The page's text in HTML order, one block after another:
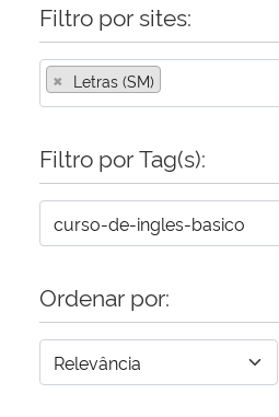
Ministério do Desenvolvimento Regional
Controladoria-Geral da União
Secretaria-Geral
Gabinete de Segurança Institucional
Advocacia-Geral da União
Filtro por sites:
× Letras (SM)
Filtro por Tag(s):
Ordenar por: